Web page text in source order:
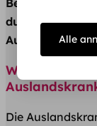
Bei längeren
du unbedingt
Wie viel
Die
Alle